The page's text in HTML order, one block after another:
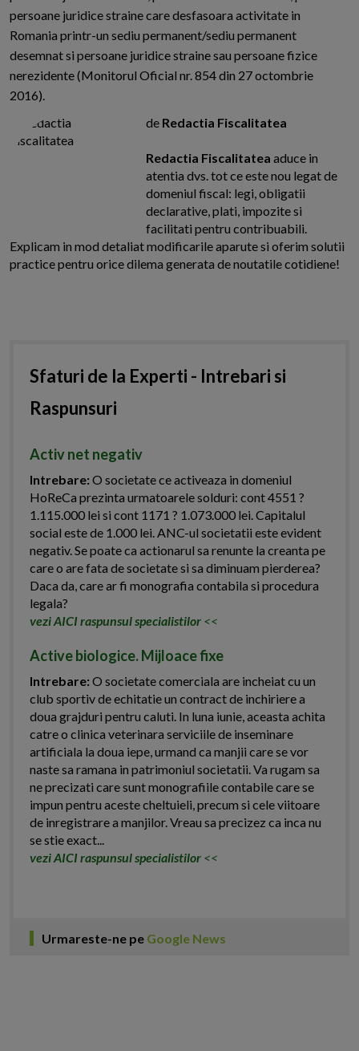
persoane juridice straine care desfasoara activitate in
Romania printr-un sediu permanent/sediu permanent
desemnat si persoane juridice straine sau persoane fizice
nerezidente (Monitorul Oficial nr. 854 din 27 octombrie
2016).
de Redactia Fiscalitatea
Redactia Fiscalitatea aduce in
atentia dvs. tot ce este nou legat de
domeniul fiscal: legi, obligatii
declarative, plati, impozite si
facilitati pentru contribuabili.
Explicam in mod detaliat modificarile aparute si oferim solutii
practice pentru orice dilema generata de noutatile cotidiene!
Sfaturi de la Experti - Intrebari si
Raspunsuri
Activ net negativ
Intrebare:O societate ce activeaza in domeniul
HoReCa prezinta urmatoarele solduri: cont 4551 ?
1.115.000 lei si cont 1171 ? 1.073.000 lei. Capitalul
social este de 1.000 lei. ANC-ul societatii este evident
negativ. Se poate ca actionarul sa renunte la creanta pe
care o are fata de societate si sa diminuam pierderea?
Daca da, care ar fi monografia contabila si procedura
legala?
vezi AICI raspunsul specialistilor <<
Active biologice. Mijloace fixe
Intrebare:O societate comerciala are incheiat cu un
club sportiv de echitatie un contract de inchiriere a
doua grajduri pentru caluti. In luna iunie, aceasta achita
catre o clinica veterinara serviciile de inseminare
artificiala la doua iepe, urmand ca manjii care se vor
naste sa ramana in patrimoniul societatii. Va rugam sa
ne precizati care sunt monografiile contabile care se
impun pentru aceste cheltuieli, precum si cele viitoare
de inregistrare a manjilor. Vreau sa precizez ca inca nu
se stie exact...
vezi AICI raspunsul specialistilor <<
Urmareste-ne pe Google News